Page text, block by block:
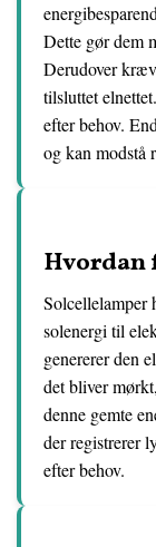
Dette gør dem
Derudover
tilsluttet
efter behov.
og kan modstå
Hvordan
Solcellelamper
solenergi til
genererer den
det bliver
denne gemte
der registrerer
efter behov.